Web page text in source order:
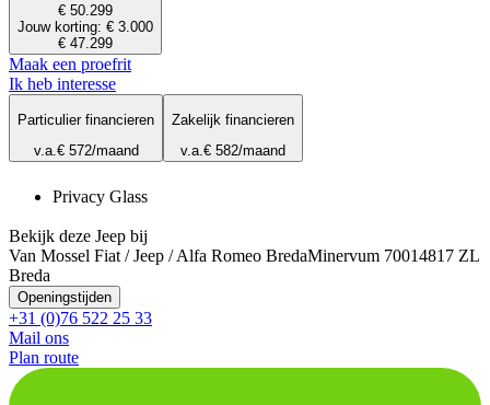
€ 50.299
Jouw korting: € 3.000
€ 47.299
Maak een proefrit
Ik heb interesse
Particulier financieren
v.a.€ 572/maand
Zakelijk financieren
v.a.€ 582/maand
Privacy Glass
Bekijk deze Jeep bij
Van Mossel Fiat / Jeep / Alfa Romeo BredaMinervum 70014817 ZL
Breda
Openingstijden
+31 (0)76 522 25 33
Mail ons
Plan route